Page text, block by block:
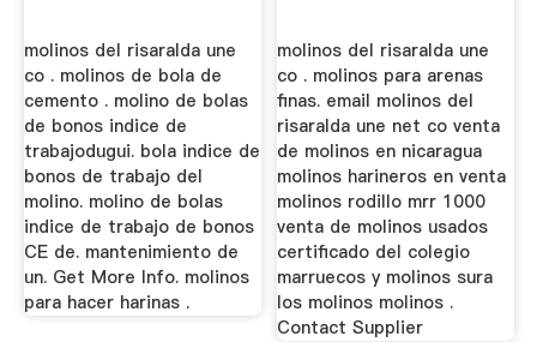
molinos del risaralda une
co . molinos de bola de
cemento . molino de bolas
de bonos indice de
trabajodugui. bola indice de
bonos de trabajo del
molino. molino de bolas
indice de trabajo de bonos
CE de. mantenimiento de
un. Get More Info. molinos
para hacer harinas .
molinos del risaralda une
co . molinos para arenas
finas. email molinos del
risaralda une net co venta
de molinos en nicaragua
molinos harineros en venta
molinos rodillo mrr 1000
venta de molinos usados
certificado del colegio
marruecos y molinos sura
los molinos molinos .
Contact Supplier